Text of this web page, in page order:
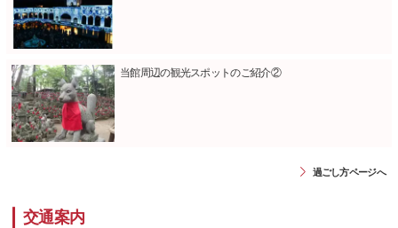
当館周辺の観光スポットのご紹介②
過ごし方ページへ
交通案内